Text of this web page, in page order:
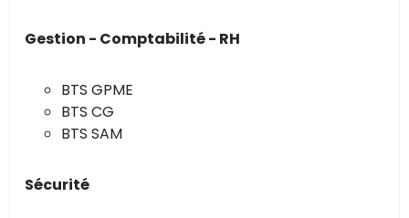
Gestion - Comptabilité - RH
BTS GPME
BTS CG
BTS SAM
Sécurité